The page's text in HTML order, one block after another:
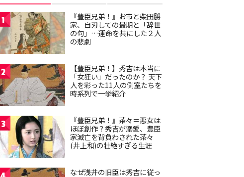
1
『豊臣兄弟！』お市と柴田勝
家、自刃しての最期と「辞世
の句」…運命を共にした２人
の悲劇
2
【豊臣兄弟！】秀吉は本当に
「女狂い」だったのか？ 天下
人を彩った11人の側室たちを
時系列で一挙紹介
3
『豊臣兄弟！』茶々＝悪女は
ほぼ創作？秀吉が溺愛、豊臣
家滅亡を背負わされた茶々
(井上和)の壮絶すぎる生涯
なぜ浅井の旧臣は秀吉に従っ